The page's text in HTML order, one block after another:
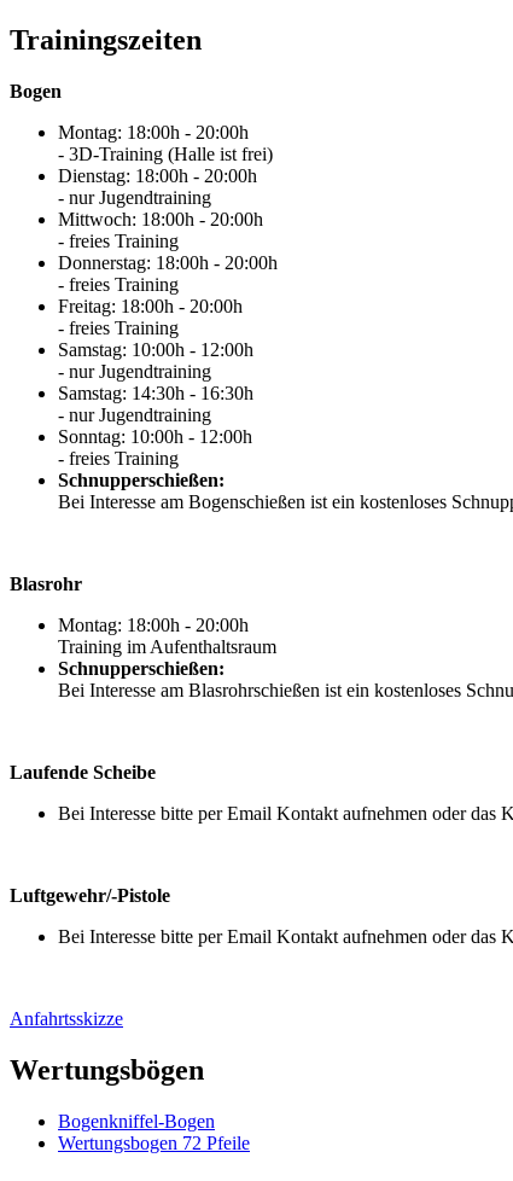
Trainingszeiten
Bogen
Montag: 18:00h - 20:00h
- 3D-Training (Halle ist frei)
Dienstag: 18:00h - 20:00h
- nur Jugendtraining
Mittwoch: 18:00h - 20:00h
- freies Training
Donnerstag: 18:00h - 20:00h
- freies Training
Freitag: 18:00h - 20:00h
- freies Training
Samstag: 10:00h - 12:00h
- nur Jugendtraining
Samstag: 14:30h - 16:30h
- nur Jugendtraining
Sonntag: 10:00h - 12:00h
- freies Training
Schnupperschießen:
Bei Interesse am Bogenschießen ist ein kostenloses
Blasrohr
Montag: 18:00h - 20:00h
Training im Aufenthaltsraum
Schnupperschießen:
Bei Interesse am Blasrohrschießen ist ein kostenloses
Laufende Scheibe
Bei Interesse bitte per Email Kontakt aufnehmen oder das
Luftgewehr/-Pistole
Bei Interesse bitte per Email Kontakt aufnehmen oder das
Anfahrtsskizze
Wertungsbögen
Bogenkniffel-Bogen
Wertungsbogen 72 Pfeile